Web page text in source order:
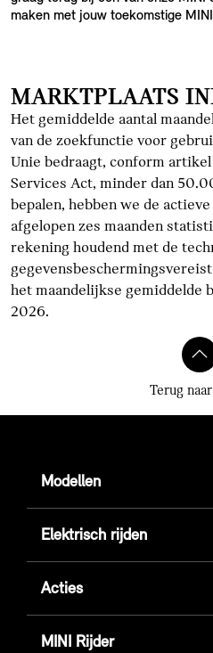
maken met jouw toekomstige
MARKTPLAATS
Het gemiddelde aantal
van de zoekfunctie voor
Unie bedraagt, conform
Services Act, minder dan
bepalen, hebben we de
afgelopen zes maanden
rekening houdend met de
het maandelijkse gemiddelde
2026.
Terug
Modellen
Elektrisch rijden
Acties
MINI Rijder